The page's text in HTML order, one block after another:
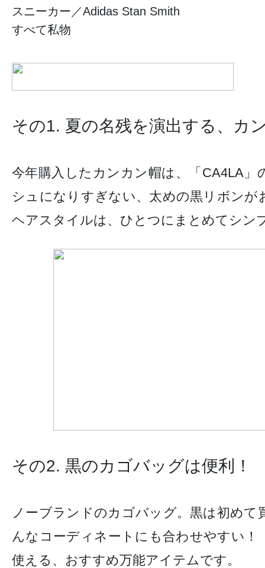
スニーカー／Adidas Stan Smith
すべて私物
その1. 夏の名残を演出する、カ
今年購入したカンカン帽は、「CA4LA」
シュになりすぎない、太めの黒リボンが
ヘアスタイルは、ひとつにまとめてシン
その2. 黒のカゴバッグは便利！
ノーブランドのカゴバッグ。黒は初めて
んなコーディネートにも合わせやすい
使える、おすすめ万能アイテムです。